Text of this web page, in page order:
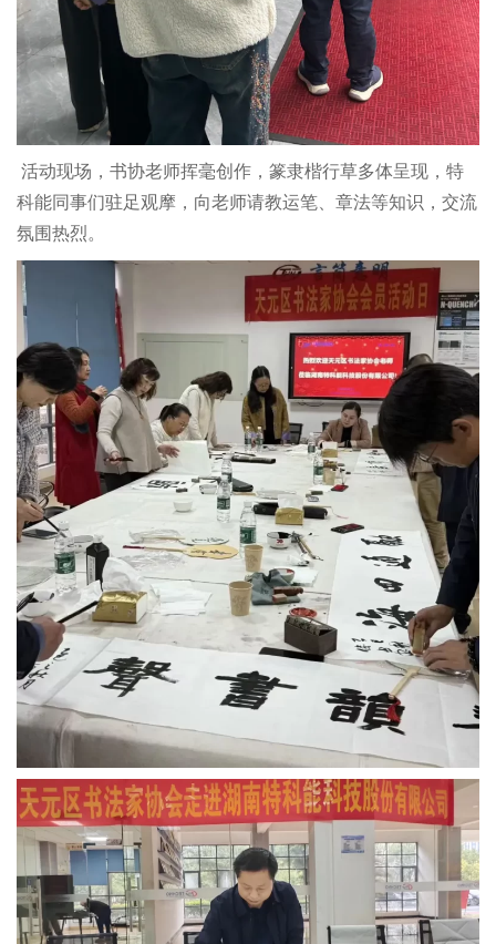
活动现场，书协老师挥毫创作，篆隶楷行草多体呈现，特
科能同事们驻足观摩，向老师请教运笔、章法等知识，交流
氛围热烈。